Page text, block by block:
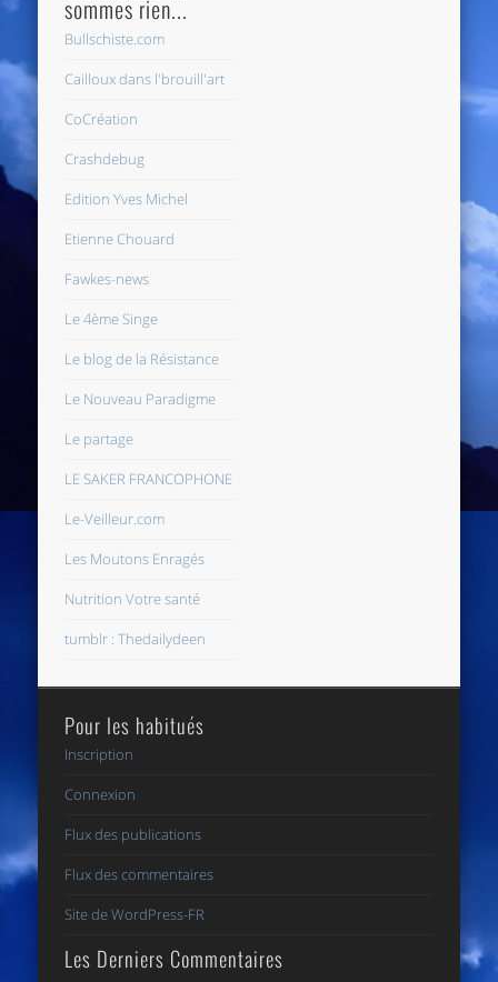
sommes rien...
Bullschiste.com
Cailloux dans l'brouill'art
CoCréation
Crashdebug
Edition Yves Michel
Etienne Chouard
Fawkes-news
Le 4ème Singe
Le blog de la Résistance
Le Nouveau Paradigme
Le partage
LE SAKER FRANCOPHONE
Le-Veilleur.com
Les Moutons Enragés
Nutrition Votre santé
tumblr : Thedailydeen
Pour les habitués
Inscription
Connexion
Flux des publications
Flux des commentaires
Site de WordPress-FR
Les Derniers Commentaires